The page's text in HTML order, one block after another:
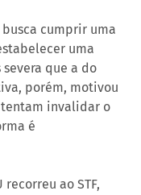
cumprir uma
uma
que a do
porém, motivou
tentam invalidar o
é
ao STF,